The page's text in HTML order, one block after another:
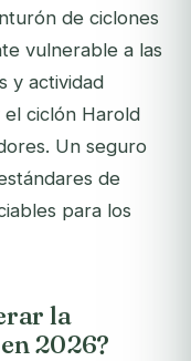
de ciclones
vulnerable a las
y actividad
el ciclón Harold
Un seguro
de
para los
la
2026?